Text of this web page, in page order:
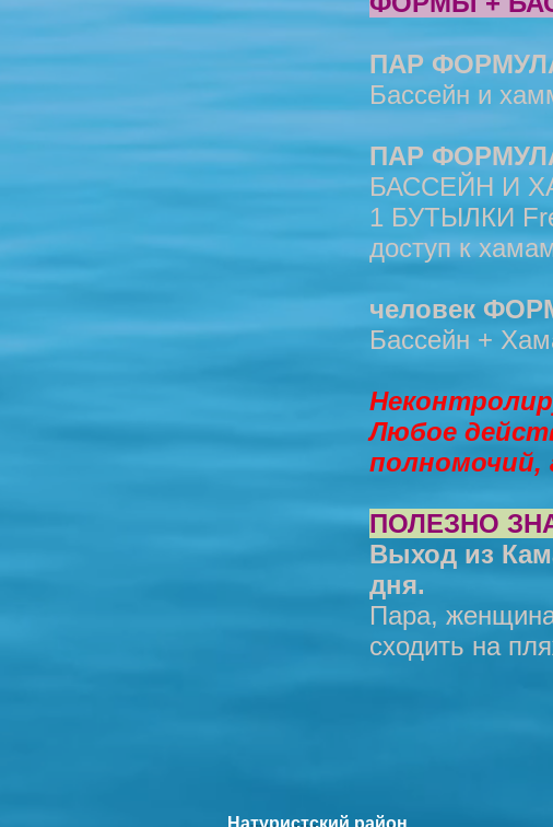
ПАР
Бассейн и
ПАР
БАССЕЙН И
1 БУТЫЛКИ
доступ к
человек
Бассейн +
Любое
полномочий,
ПОЛЕЗНО
Выход из
дня.
Пара,
сходить на
Натуристский район